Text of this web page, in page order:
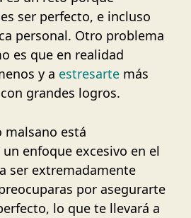
ser perfecto, e incluso
personal. Otro problema
es que en realidad
y a estresarte más
grandes logros.
malsano está
enfoque excesivo en el
ser extremadamente
por asegurarte
lo que te llevará a